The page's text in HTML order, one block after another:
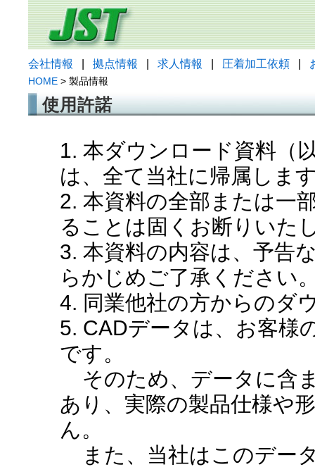
会社情報 拠点情報 求人情報 圧着加工依頼
HOME > 製品情報
使用許諾
1. 本ダウンロード資料（
は、全て当社に帰属しま
2. 本資料の全部または一
ることは固くお断りいた
3. 本資料の内容は、予告
らかじめご了承ください
4. 同業他社の方からのダ
5. CADデータは、お客様
です。
そのため、データに含
あり、実際の製品仕様や
ん。
また、当社はこのデー